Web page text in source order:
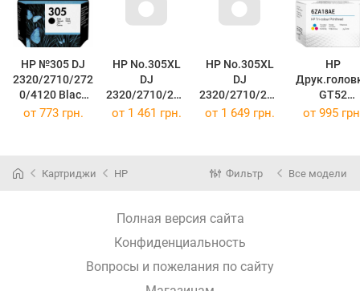
HP №305 DJ
2320/2710/272
0/4120 Black
3YM61AE
HP No.305XL
DJ
2320/2710/272
0/4120 black
HP No.305XL
DJ
2320/2710/272
0/4120 color
HP
GT52
DJ5810/
mart Tank
от 773 грн. от 1 461 грн. от 1 649 грн. от 995
Картриджи HP Фильтр Все модели
Полная версия сайта
Конфиденциальность
Вопросы и пожелания по сайту